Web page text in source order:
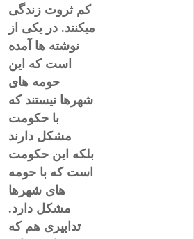
کم ثروت زندگی
میکنند. در یکی از
نوشته ها آمده
است که این
حومه های
شهرها نیستند که
با حکومت
مشکل دارند
بلکه این حکومت
است که با حومه
های شهرها
مشکل دارد.
تدابیری هم که